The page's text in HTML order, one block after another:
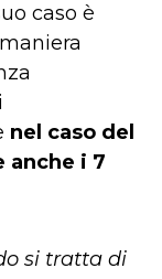
caso è
nel caso del
anche i 7
si tratta di